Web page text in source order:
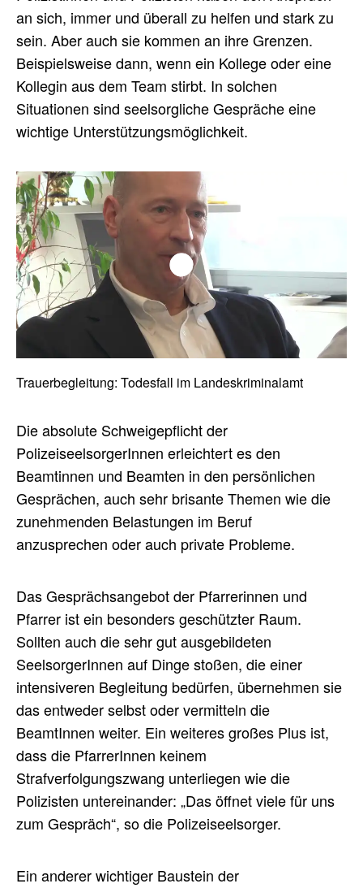
an sich, immer und überall zu helfen und stark zu
sein. Aber auch sie kommen an ihre Grenzen.
Beispielsweise dann, wenn ein Kollege oder eine
Kollegin aus dem Team stirbt. In solchen
Situationen sind seelsorgliche Gespräche eine
wichtige Unterstützungsmöglichkeit.
Mute/Unmute
00:00 Fullscreen
Trauerbegleitung: Todesfall im Landeskriminalamt
Die absolute Schweigepflicht der
PolizeiseelsorgerInnen erleichtert es den
Beamtinnen und Beamten in den persönlichen
Gesprächen, auch sehr brisante Themen wie die
zunehmenden Belastungen im Beruf
anzusprechen oder auch private Probleme.
Das Gesprächsangebot der Pfarrerinnen und
Pfarrer ist ein besonders geschützter Raum.
Sollten auch die sehr gut ausgebildeten
SeelsorgerInnen auf Dinge stoßen, die einer
intensiveren Begleitung bedürfen, übernehmen sie
das entweder selbst oder vermitteln die
BeamtInnen weiter. Ein weiteres großes Plus ist,
dass die PfarrerInnen keinem
Strafverfolgungszwang unterliegen wie die
Polizisten untereinander: „Das öffnet viele für uns
zum Gespräch“, so die Polizeiseelsorger.
Ein anderer wichtiger Baustein der